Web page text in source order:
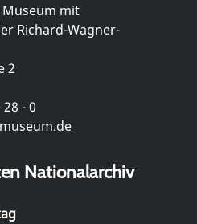
Museum mit
Richard-Wagner-
2
- 0
Nationalarchiv